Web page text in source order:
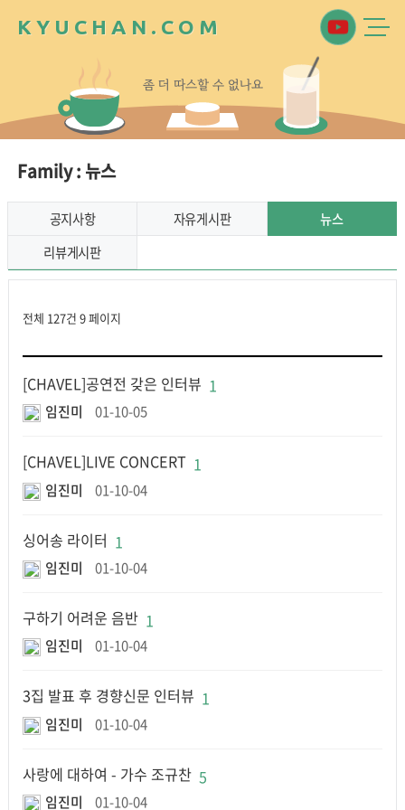
K Y U C H A N . C O M
좀 더 따스할 수 없나요
Family : 뉴스
공지사항 자유게시판
뉴스
리뷰게시판
전체 127건 9 페이지
[CHAVEL]공연전 갖은 인터뷰 1
임진미 01-10-05
[CHAVEL]LIVE CONCERT 1
임진미 01-10-04
싱어송 라이터 1
임진미 01-10-04
구하기 어려운 음반 1
임진미 01-10-04
3집 발표 후 경향신문 인터뷰 1
임진미 01-10-04
사랑에 대하여 - 가수 조규찬 5
임진미 01-10-04